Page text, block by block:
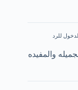
للرد
والمفيده